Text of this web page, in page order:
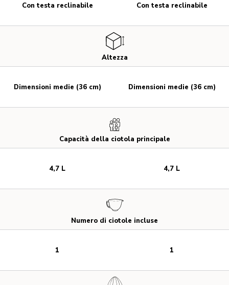
Altezza
Capacità della ciotola principale
Numero di ciotole incluse
Con testa reclinabile
Dimensioni medie (36 cm)
4,7 L
1
Con testa reclinabile
Dimensioni medie (36 cm)
4,7 L
1